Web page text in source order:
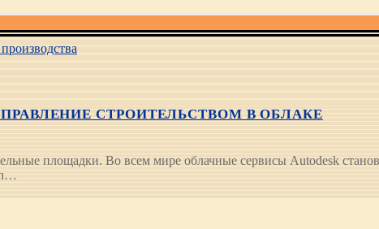
УПРАВЛЕНИЕ СТРОИТЕЛЬСТВОМ В ОБЛАКЕ
площадки. Во всем мире облачные сервисы Autodesk